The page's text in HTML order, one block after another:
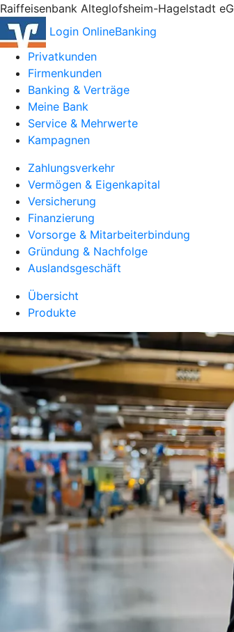
Raiffeisenbank Alteglofsheim-Hagelstadt eG
Login OnlineBanking
Privatkunden
Firmenkunden
Banking & Verträge
Meine Bank
Service & Mehrwerte
Kampagnen
Zahlungsverkehr
Vermögen & Eigenkapital
Versicherung
Finanzierung
Vorsorge & Mitarbeiterbindung
Gründung & Nachfolge
Auslandsgeschäft
Übersicht
Produkte